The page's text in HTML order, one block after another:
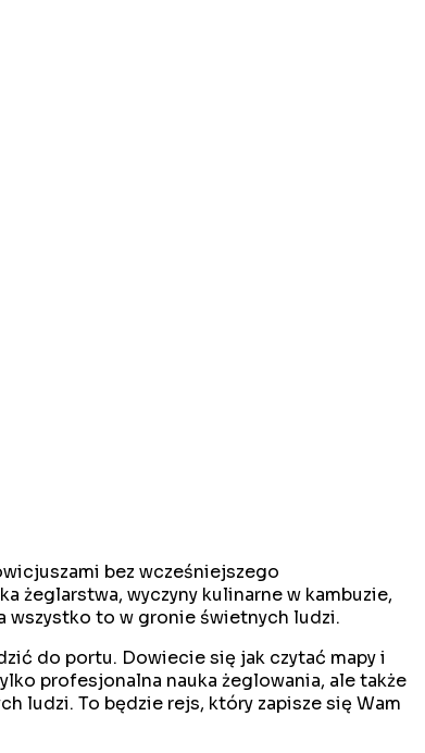
bez wcześniejszego
żeglarstwa, wyczyny kulinarne w kambuzie,
wszystko to w gronie świetnych ludzi.
do portu. Dowiecie się jak czytać mapy i
profesjonalna nauka żeglowania, ale także
ludzi. To będzie rejs, który zapisze się Wam